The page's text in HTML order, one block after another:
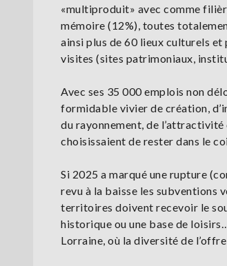
«multiproduit» avec comme
mémoire (12%), toutes
ainsi plus de 60 lieux culturels
visites (sites patrimoniaux,
Avec ses 35 000 emplois non
formidable vivier de création,
du rayonnement, de
choisissaient de rester dans le
Si 2025 a marqué une rupture
revu à la baisse les subventions
territoires doivent recevoir le
historique ou une base de
Lorraine, où la diversité de